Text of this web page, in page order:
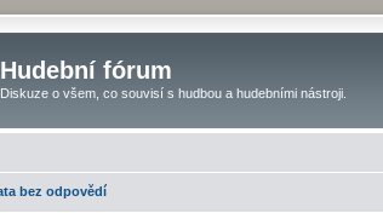
Hudební fórum
Diskuze o všem, co souvisí s hudbou a hudebními nástroji.
bez odpovědí